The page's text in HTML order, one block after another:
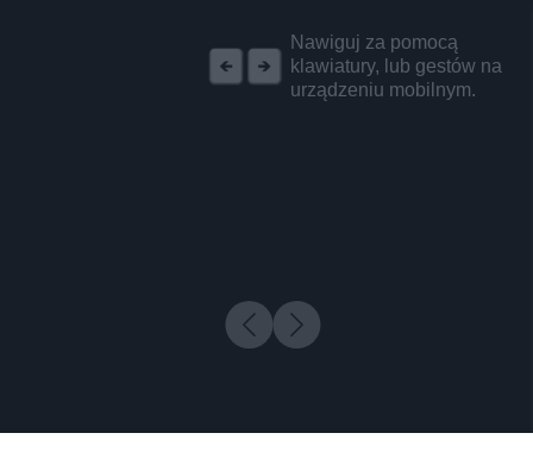
Nawiguj za pomocą
klawiatury, lub gestów na
urządzeniu mobilnym.